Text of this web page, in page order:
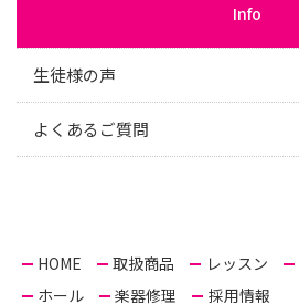
Info
生徒様の声
よくあるご質問
HOME 取扱商品 レッスン
ホール
楽器修理 採用情報